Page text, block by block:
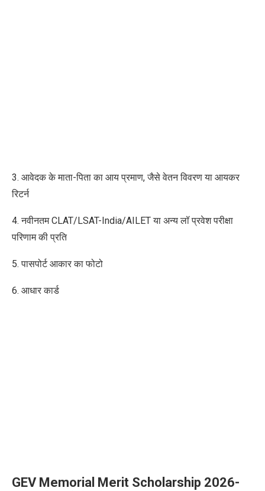
3. आवेदक के माता-पिता का आय प्रमाण, जैसे वेतन विवरण या आयकर
रिटर्न
4. नवीनतम CLAT/LSAT-India/AILET या अन्य लॉ प्रवेश परीक्षा
परिणाम की प्रति
5. पासपोर्ट आकार का फोटो
6. आधार कार्ड
GEV Memorial Merit Scholarship 2026-